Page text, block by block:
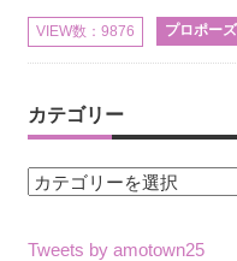
VIEW数：9876 プロポーズ
カテゴリー
カ
ゴ
Tweets by amotown25